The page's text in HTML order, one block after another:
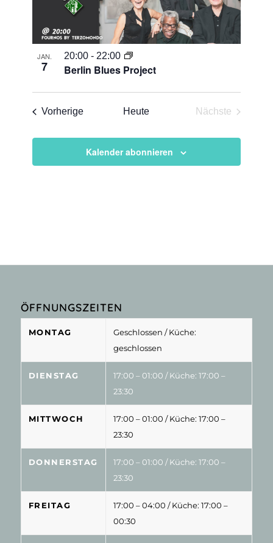
JAN.
7 Berlin Blues Project
20:00- 22:00
VorherigeVeranstaltungen
Heute
Nächste
Kalender abonnieren
ÖFFNUNGSZEITEN
MONTAG Geschlossen / Küche:
geschlossen
DIENSTAG 17:00 – 01:00 / Küche: 17:00 –
23:30
MITTWOCH 17:00 – 01:00 / Küche: 17:00 –
23:30
DONNERSTAG 17:00 – 01:00 / Küche: 17:00 –
23:30
FREITAG 17:00 – 04:00 / Küche: 17:00 –
00:30